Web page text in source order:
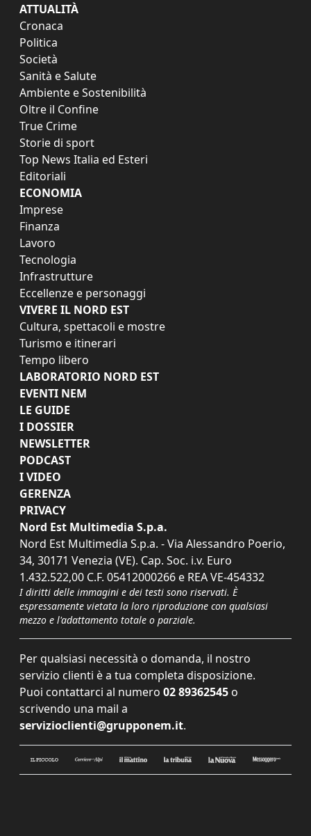
ATTUALITÀ
Cronaca
Politica
Società
Sanità e Salute
Ambiente e Sostenibilità
Oltre il Confine
True Crime
Storie di sport
Top News Italia ed Esteri
Editoriali
ECONOMIA
Imprese
Finanza
Lavoro
Tecnologia
Infrastrutture
Eccellenze e personaggi
VIVERE IL NORD EST
Cultura, spettacoli e mostre
Turismo e itinerari
Tempo libero
LABORATORIO NORD EST
EVENTI NEM
LE GUIDE
I DOSSIER
NEWSLETTER
PODCAST
I VIDEO
GERENZA
PRIVACY
Nord Est Multimedia S.p.a.
Nord Est Multimedia S.p.a. - Via Alessandro Poerio,
34, 30171 Venezia (VE). Cap. Soc. i.v. Euro
1.432.522,00 C.F. 05412000266 e REA VE-454332
I diritti delle immagini e dei testi sono riservati. È
espressamente vietata la loro riproduzione con qualsiasi
mezzo e l'adattamento totale o parziale.
Per qualsiasi necessità o domanda, il nostro
servizio clienti è a tua completa disposizione.
Puoi contattarci al numero 02 89362545 o
scrivendo una mail a
servizioclienti@grupponem.it.